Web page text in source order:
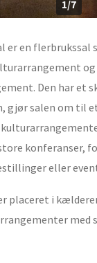
1/7
er en flerbrukssal
og
Den har et
gjør salen om til
konferanser,
eller
placeret i
med